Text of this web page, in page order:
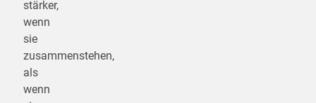
stärker,
wenn
sie
zusammenstehen,
als
wenn